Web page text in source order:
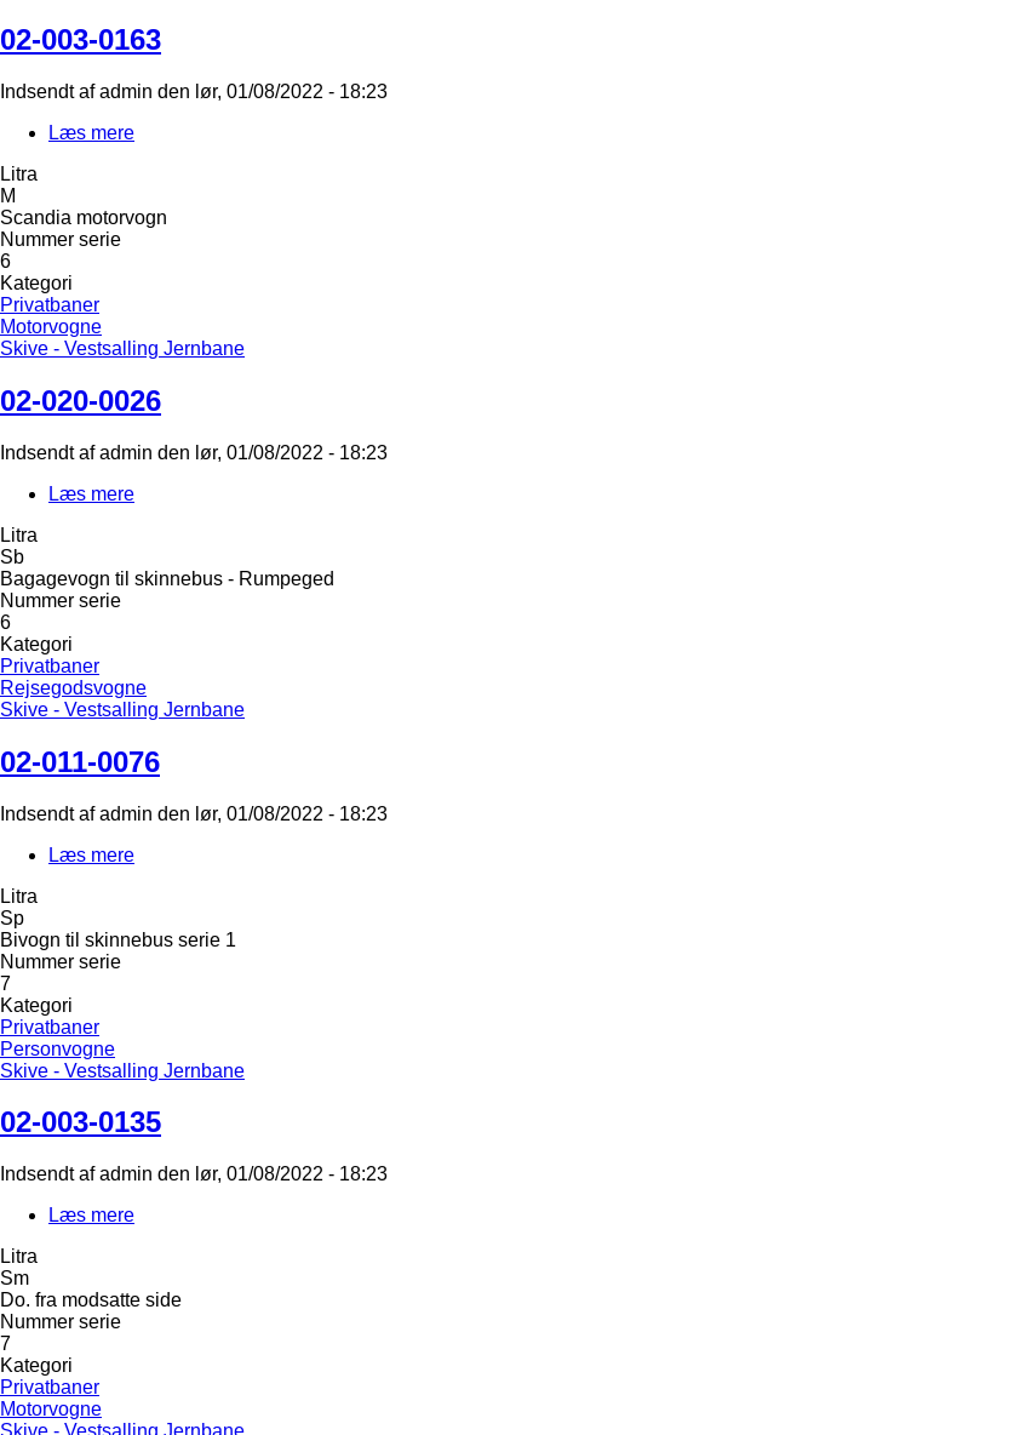
02-003-0163
Indsendt afadmin den lør, 01/08/2022 - 18:23
Læs mere
Litra
M
Scandia motorvogn
Nummer serie
6
Kategori
Privatbaner
Motorvogne
Skive - Vestsalling Jernbane
02-020-0026
Indsendt afadmin den lør, 01/08/2022 - 18:23
Læs mere
Litra
Sb
Bagagevogn til skinnebus - Rumpeged
Nummer serie
6
Kategori
Privatbaner
Rejsegodsvogne
Skive - Vestsalling Jernbane
02-011-0076
Indsendt afadmin den lør, 01/08/2022 - 18:23
Læs mere
Litra
Sp
Bivogn til skinnebus serie 1
Nummer serie
7
Kategori
Privatbaner
Personvogne
Skive - Vestsalling Jernbane
02-003-0135
Indsendt afadmin den lør, 01/08/2022 - 18:23
Læs mere
Litra
Sm
Do. fra modsatte side
Nummer serie
7
Kategori
Privatbaner
Motorvogne